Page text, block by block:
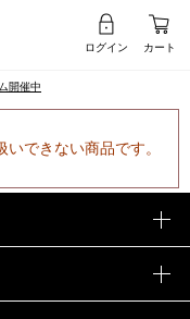
ログイン カート
開催中
できない商品です。